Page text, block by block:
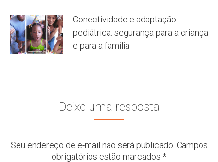
Conectividade e adaptação
pediátrica: segurança para a criança
e para a família
Deixe uma resposta
Seu endereço de e-mail não será publicado. Campos
obrigatórios estão marcados *